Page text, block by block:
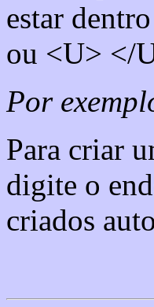
estar
ou <U> </
Por
Para criar
digite o
criados